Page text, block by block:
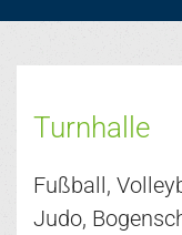
Turnhalle
Fußball,
Judo,